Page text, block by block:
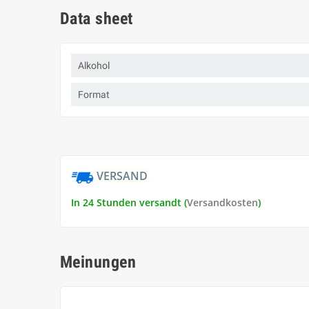
Data sheet
Alkohol
Format
VERSAND
In 24 Stunden versandt (Versandkosten)
Meinungen